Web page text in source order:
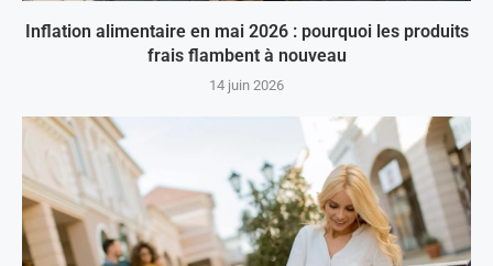
Inflation alimentaire en mai 2026 : pourquoi les produits
frais flambent à nouveau
14 juin 2026